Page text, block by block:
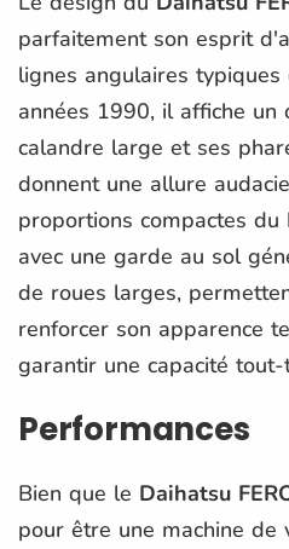
parfaitement son esprit
lignes angulaires typiques
années 1990, il affiche un
calandre large et ses
donnent une allure
proportions compactes du
avec une garde au sol
de roues larges,
renforcer son apparence
garantir une capacité
Performances
Bien que le Daihatsu
pour être une machine de